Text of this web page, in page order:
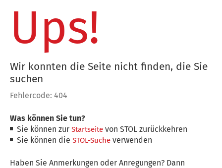
Ups!
Wir konnten die Seite nicht finden, die Sie
suchen
Fehlercode: 404
Was können Sie tun?
Sie können zurStartseite von STOL zurückkehren
Sie können dieSTOL-Suche verwenden
Haben Sie Anmerkungen oder Anregungen? Dann